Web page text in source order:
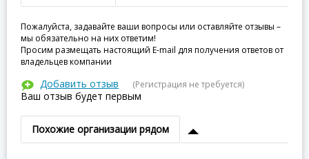
Пожалуйста, задавайте ваши вопросы или оставляйте отзывы –
мы обязательно на них ответим!
Просим размещать настоящий E-mail для получения ответов от
владельцев компании
Добавить отзыв (Регистрация не требуется)
Ваш отзыв будет первым
Похожие организации рядом